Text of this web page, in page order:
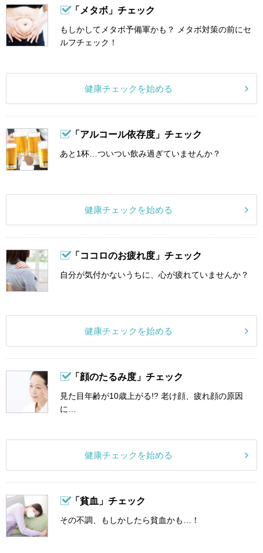
「メタボ」チェック
もしかしてメタボ予備軍かも？ メタボ対策の前にセ
ルフチェック！
健康チェックを始める
「アルコール依存度」チェック
あと1杯…ついつい飲み過ぎていませんか？
健康チェックを始める
「ココロのお疲れ度」チェック
自分が気付かないうちに、心が疲れていませんか？
健康チェックを始める
「顔のたるみ度」チェック
見た目年齢が10歳上がる!? 老け顔、疲れ顔の原因
に…
健康チェックを始める
「貧血」チェック
その不調、もしかしたら貧血かも…！